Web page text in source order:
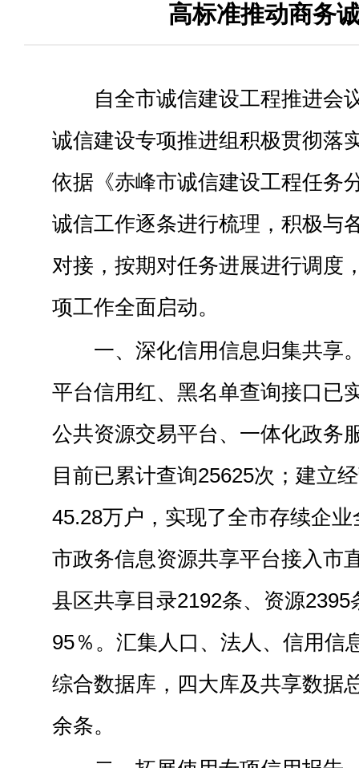
高标准推动商务
自全市诚信建设工程推进会
诚信建设专项推进组积极贯彻落
依据《赤峰市诚信建设工程任务
诚信工作逐条进行梳理，积极与
对接，按期对任务进展进行调度
项工作全面启动。
一、深化信用信息归集共享
平台信用红、黑名单查询接口已
公共资源交易平台、一体化政务
目前已累计查询25625次；建立
45.28万户，实现了全市存续企
市政务信息资源共享平台接入市
县区共享目录2192条、资源
95％。汇集人口、法人、信用信
综合数据库，四大库及共享数据
余条。